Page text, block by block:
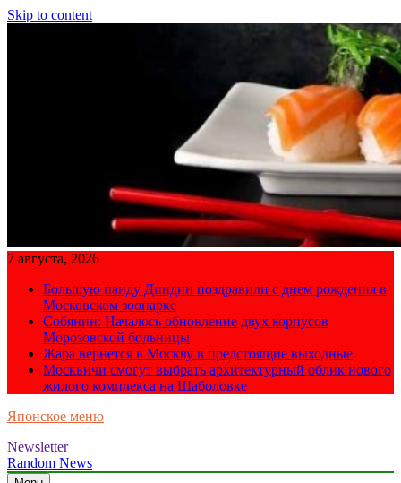
Skip to content
7 августа, 2026
Большую панду Диндин поздравили с днем рождения в
Московском зоопарке
Собянин: Началось обновление двух корпусов
Морозовской больницы
Жара вернется в Москву в предстоящие выходные
Москвичи смогут выбрать архитектурный облик нового
жилого комплекса на Шаболовке
Японское меню
Newsletter
Random News